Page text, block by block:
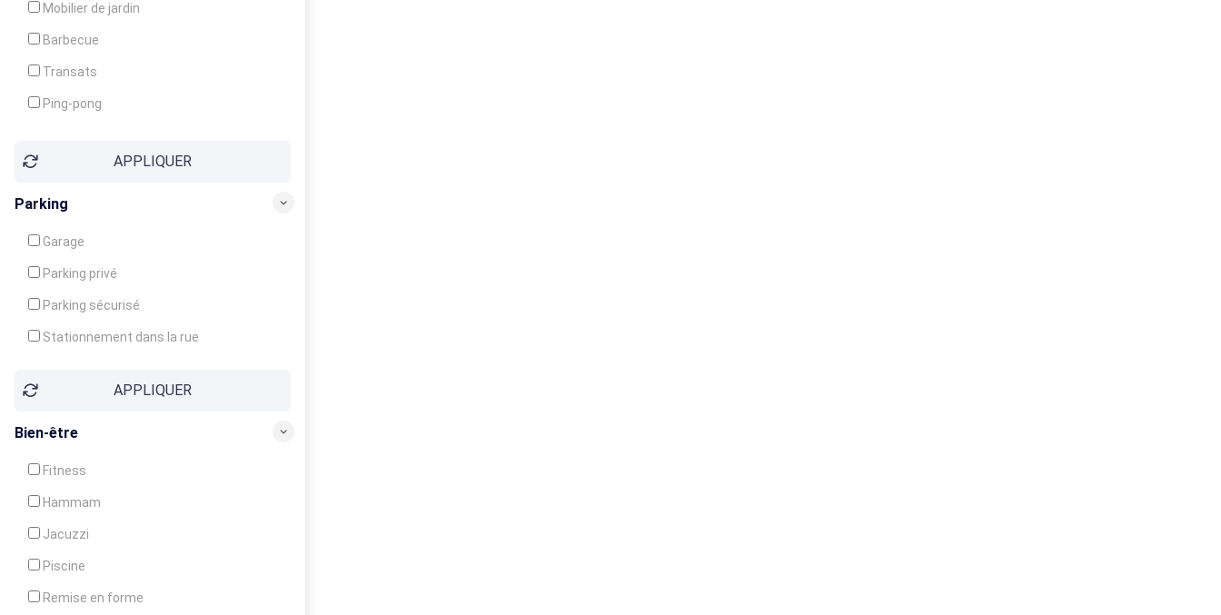
Mobilier de jardin
Barbecue
Transats
Ping-pong
Jeux d'enfantsAPPLIQUER
Parking
Garage
Parking privé
Parking sécurisé
Stationnement dans la rue
APPLIQUER
Bien-être
Fitness
Hammam
Jacuzzi
Piscine
Remise en forme